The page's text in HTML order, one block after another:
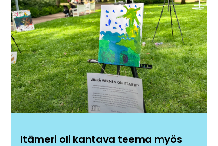
Itämeri oli kantava teema myös